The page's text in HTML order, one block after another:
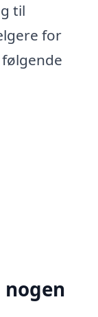
til
for